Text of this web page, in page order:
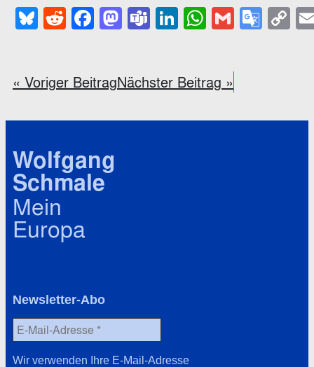
Bluesky
Reddit
Facebook
Mastodon
Teams
LinkedIn
WhatsApp
Gmail
« Voriger BeitragNächster Beitrag »
Wolfgang
Schmale
Mein
Europa
Newsletter-Abo
Wir verwenden Ihre E-Mail-Adresse